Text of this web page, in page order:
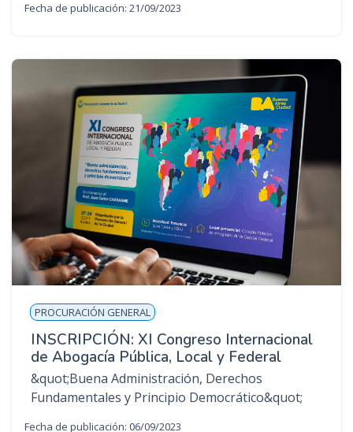
Fecha de publicación: 21/09/2023
PROCURACIÓN GENERAL
INSCRIPCIÓN: XI Congreso Internacional
de Abogacía Pública, Local y Federal
&quot;Buena Administración, Derechos
Fundamentales y Principio Democrático&quot;
Fecha de publicación: 06/09/2023